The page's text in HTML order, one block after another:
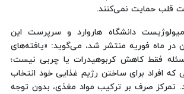
قلب حمایت نمی‌کنند.
دانشگاه هاروارد و سرپرست این
در ماه فوریه منتشر شد، می‌گوید: «یافته‌های
فقط کاهش کربوهیدرات یا چربی نیست؛
که افراد برای ساختن رژیم غذایی خود انتخاب
تمرکز صرف بر ترکیب مواد مغذی، بدون توجه